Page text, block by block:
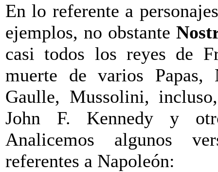
En lo referente a
ejemplos, no obstante
casi todos los reyes de
muerte de varios Papas,
Gaulle, Mussolini,
John F. Kennedy y
Analicemos algunos
referentes a Napoleón: